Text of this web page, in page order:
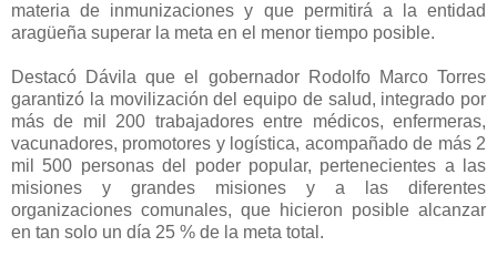
materia de inmunizaciones y que permitirá a la entidad
aragüeña superar la meta en el menor tiempo posible.
Destacó Dávila que el gobernador Rodolfo Marco Torres
garantizó la movilización del equipo de salud, integrado por
más de mil 200 trabajadores entre médicos, enfermeras,
vacunadores, promotores y logística, acompañado de más 2
mil 500 personas del poder popular, pertenecientes a las
misiones y grandes misiones y a las diferentes
organizaciones comunales, que hicieron posible alcanzar
en tan solo un día 25 % de la meta total.